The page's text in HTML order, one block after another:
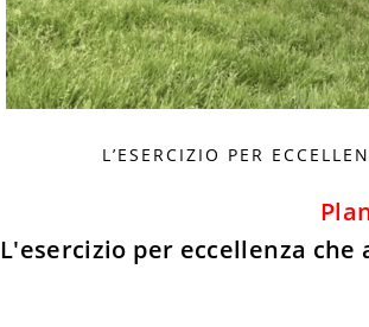
L’ESERCIZIO PER
L'esercizio per eccellenza